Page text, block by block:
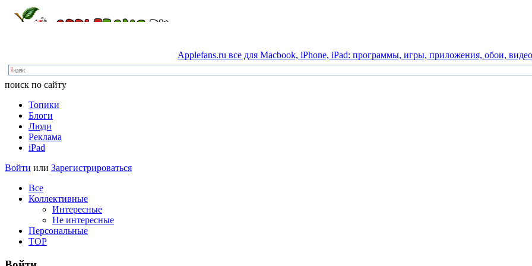
Applefans.ru все для Macbook, iPhone, iPad: программы, игры, приложения, обои, видео
поиск по сайту
Топики
Блоги
Люди
Реклама
iPad
Войти или Зарегистрироваться
Все
Коллективные
Интересные
Не интересные
Персональные
TOP